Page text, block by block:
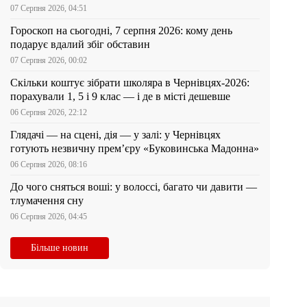
07 Серпня 2026, 04:51
Гороскоп на сьогодні, 7 серпня 2026: кому день
подарує вдалий збіг обставин
07 Серпня 2026, 00:02
Скільки коштує зібрати школяра в Чернівцях-2026:
порахували 1, 5 і 9 клас — і де в місті дешевше
06 Серпня 2026, 22:12
Глядачі — на сцені, дія — у залі: у Чернівцях
готують незвичну прем’єру «Буковинська Мадонна»
06 Серпня 2026, 08:16
До чого сняться воші: у волоссі, багато чи давити —
тлумачення сну
06 Серпня 2026, 04:45
Більше новин